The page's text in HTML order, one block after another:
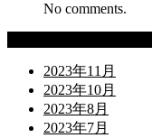
No comments.
2023年11月
2023年10月
2023年8月
2023年7月